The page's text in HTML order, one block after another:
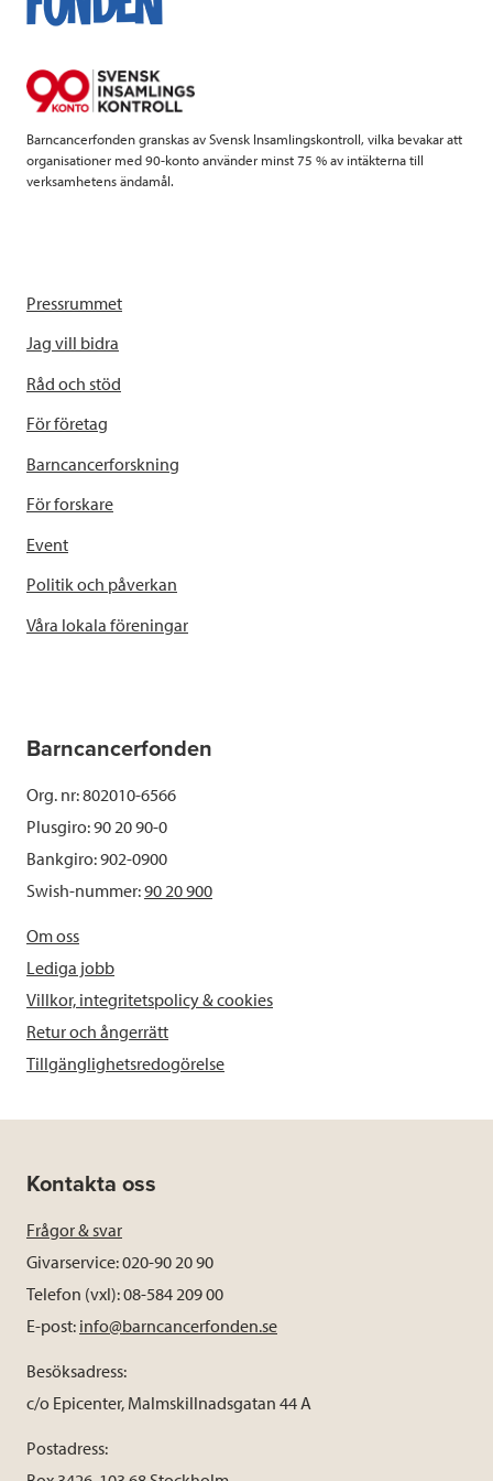
Barncancerfonden granskas av Svensk Insamlingskontroll, vilka bevakar att
organisationer med 90-konto använder minst 75 % av intäkterna till
verksamhetens ändamål.
Pressrummet
Jag vill bidra
Råd och stöd
För företag
Barncancerforskning
För forskare
Event
Politik och påverkan
Våra lokala föreningar
Barncancerfonden
Org. nr: 802010-6566
Plusgiro: 90 20 90-0
Bankgiro: 902-0900
Swish-nummer:90 20 900
Om oss
Lediga jobb
Villkor, integritetspolicy & cookies
Retur och ångerrätt
Tillgänglighetsredogörelse
Kontakta oss
Frågor & svar
Givarservice: 020-90 20 90
Telefon (vxl): 08-584 209 00
E-post: info@barncancerfonden.se
Besöksadress:
c/o Epicenter, Malmskillnadsgatan 44 A
Postadress: